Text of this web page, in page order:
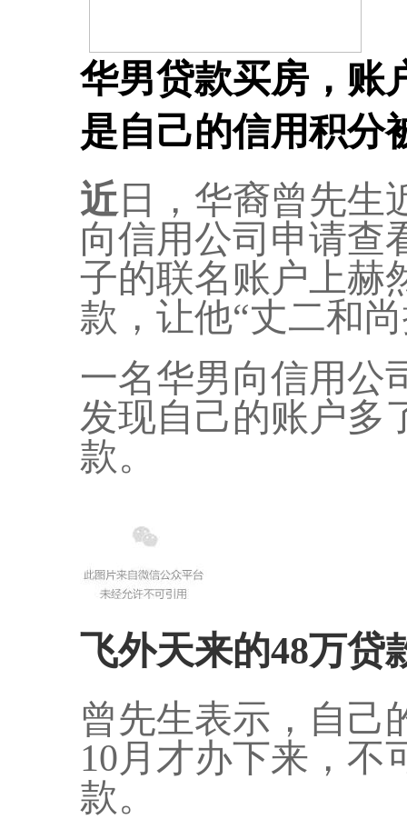
华男贷款买房，账
是自己的信用积分
近日，华裔曾先生
向信用公司申请查
子的联名账户上赫
款，让他“丈二和
一名华男向信用公
发现自己的账户多
款。
飞外天来的48万贷
曾先生表示，自己
10月才办下来，不
款。